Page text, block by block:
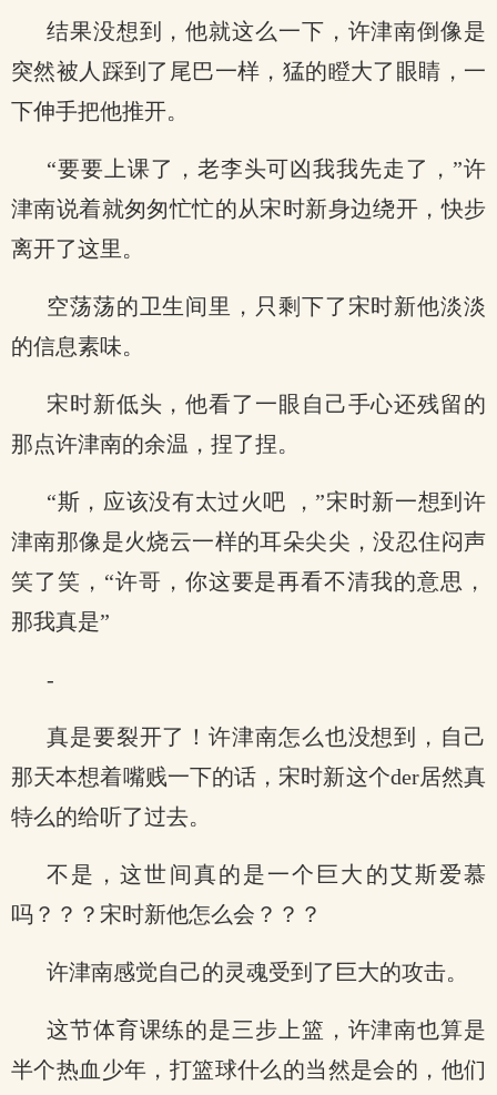
结果没想到，他就这么一下，许津南倒像是
突然被人踩到了尾巴一样，猛的瞪大了眼睛，一
下伸手把他推开。
“要要上课了，老李头可凶我我先走了，”许
津南说着就匆匆忙忙的从宋时新身边绕开，快步
离开了这里。
空荡荡的卫生间里，只剩下了宋时新他淡淡
的信息素味。
宋时新低头，他看了一眼自己手心还残留的
那点许津南的余温，捏了捏。
“斯，应该没有太过火吧 ，”宋时新一想到许
津南那像是火烧云一样的耳朵尖尖，没忍住闷声
笑了笑，“许哥，你这要是再看不清我的意思，
那我真是”
-
真是要裂开了！许津南怎么也没想到，自己
那天本想着嘴贱一下的话，宋时新这个der居然真
特么的给听了过去。
不是，这世间真的是一个巨大的艾斯爱慕
吗？？？宋时新他怎么会？？？
许津南感觉自己的灵魂受到了巨大的攻击。
这节体育课练的是三步上篮，许津南也算是
半个热血少年，打篮球什么的当然是会的，他们